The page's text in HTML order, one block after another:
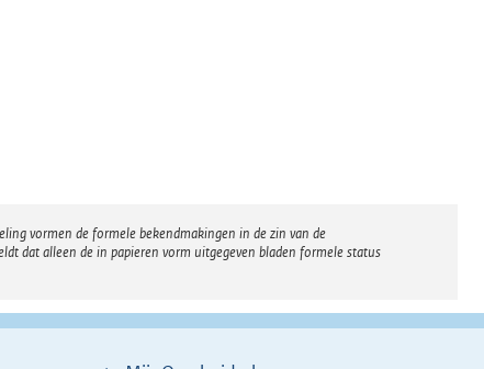
vormen de formele bekendmakingen in de zin van de
dat alleen de in papieren vorm uitgegeven bladen formele status